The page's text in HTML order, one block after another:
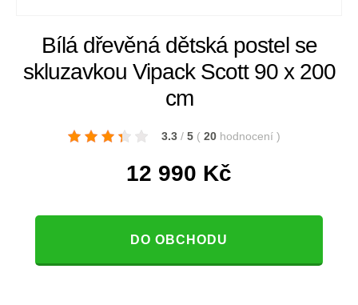
Bílá dřevěná dětská postel se
skluzavkou Vipack Scott 90 x 200
cm
3.3 / 5 ( 20 hodnocení )
12 990 Kč
DO OBCHODU